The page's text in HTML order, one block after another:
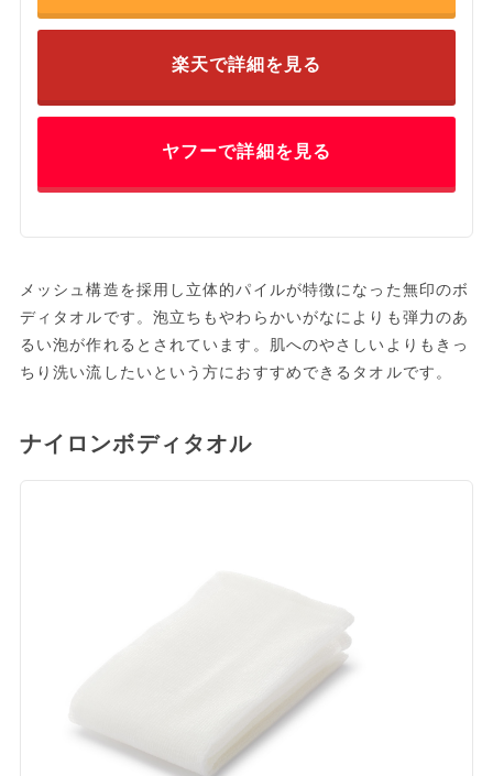
楽天で詳細を見る
ヤフーで詳細を見る
メッシュ構造を採用し立体的パイルが特徴になった無印のボ
ディタオルです。泡立ちもやわらかいがなによりも弾力のあ
るい泡が作れるとされています。肌へのやさしいよりもきっ
ちり洗い流したいという方におすすめできるタオルです。
ナイロンボディタオル